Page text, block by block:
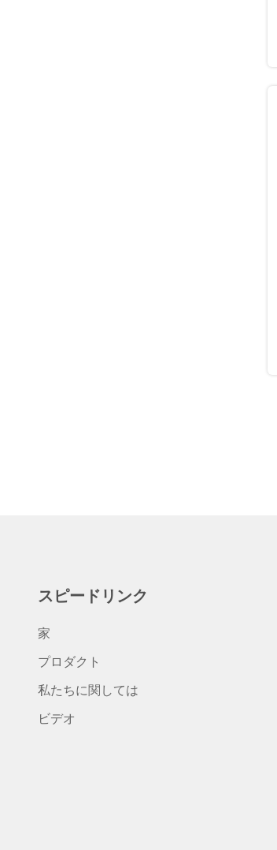
スピードリンク
家
プロダクト
私たちに関しては
ビデオ